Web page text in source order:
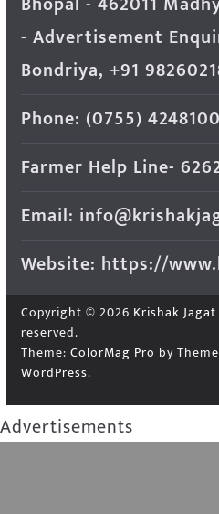
- Advertisement
Bondriya, +91
Phone: (0755) 4248100
Farmer Help Line-
Email:
Website: https://
Copyright © 2026 Krishak
reserved.
Theme: ColorMag Pro by
WordPress.
Advertisements